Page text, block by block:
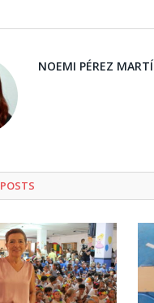
NOEMI PÉREZ
POSTS